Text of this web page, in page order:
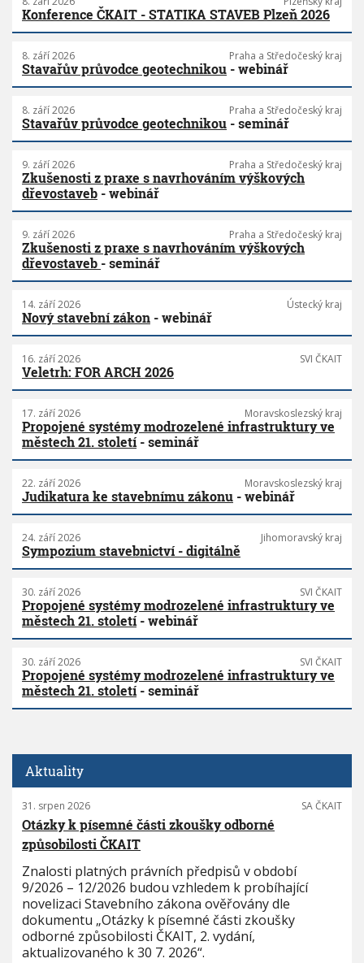
Konference ČKAIT - STATIKA STAVEB Plzeň 2026
8. září 2026 Praha a Středočeský kraj
Stavařův průvodce geotechnikou - webinář
8. září 2026 Praha a Středočeský kraj
Stavařův průvodce geotechnikou - seminář
9. září 2026 Praha a Středočeský kraj
Zkušenosti z praxe s navrhováním výškových
dřevostaveb - webinář
9. září 2026 Praha a Středočeský kraj
Zkušenosti z praxe s navrhováním výškových
dřevostaveb - seminář
14. září 2026 Ústecký kraj
Nový stavební zákon - webinář
16. září 2026 SVI ČKAIT
Veletrh: FOR ARCH 2026
17. září 2026 Moravskoslezský kraj
Propojené systémy modrozelené infrastruktury ve
městech 21. století- seminář
22. září 2026 Moravskoslezský kraj
Judikatura ke stavebnímu zákonu - webinář
24. září 2026 Jihomoravský kraj
Sympozium stavebnictví - digitálně
30. září 2026 SVI ČKAIT
Propojené systémy modrozelené infrastruktury ve
městech 21. století- webinář
30. září 2026 SVI ČKAIT
Propojené systémy modrozelené infrastruktury ve
městech 21. století- seminář
Aktuality
31. srpen 2026 SA ČKAIT
Otázky k písemné části zkoušky odborné
způsobilosti ČKAIT
Znalosti platných právních předpisů v období
9/2026 – 12/2026 budou vzhledem k probíhající
novelizaci Stavebního zákona ověřovány dle
dokumentu „Otázky k písemné části zkoušky
odborné způsobilosti ČKAIT, 2. vydání,
aktualizovaného k 30 7. 2026“.